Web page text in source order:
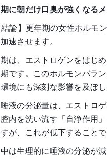
に朝だけ口臭が強くなる
結論】更年期の女性ホルモ
速させます。
は、エストロゲンをはじ
です。このホルモンバラ
境にも深刻な影響を及ぼし
液の分泌量は、エストロ
内を洗い流す「自浄作用
が、これが低下すること
は生理的に唾液の分泌が